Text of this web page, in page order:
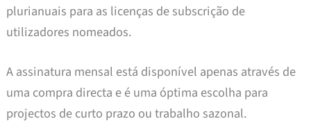
plurianuais para as licenças de subscrição de
utilizadores nomeados.
A assinatura mensal está disponível apenas através de
uma compra directa e é uma óptima escolha para
projectos de curto prazo ou trabalho sazonal.